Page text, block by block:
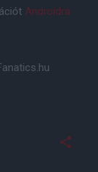
Androidra